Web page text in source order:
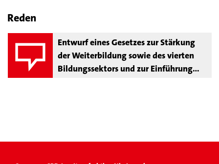
Reden
Entwurf eines Gesetzes zur Stärkung
der Weiterbildung sowie des vierten
Bildungssektors und zur Einführung